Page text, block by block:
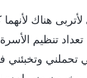
هناك
تنظيم
تحملني